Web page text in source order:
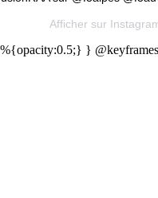
Afficher sur
}